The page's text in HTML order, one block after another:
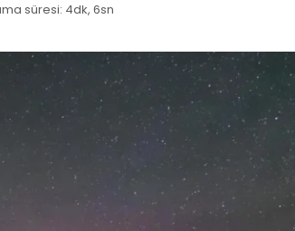
süresi: 4dk, 6sn